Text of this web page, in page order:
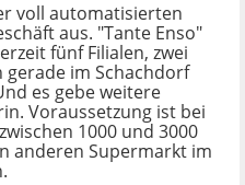
voll automatisierten
aus. "Tante Enso"
fünf Filialen, zwei
im Schachdorf
es gebe weitere
Voraussetzung ist bei
1000 und 3000
anderen Supermarkt im